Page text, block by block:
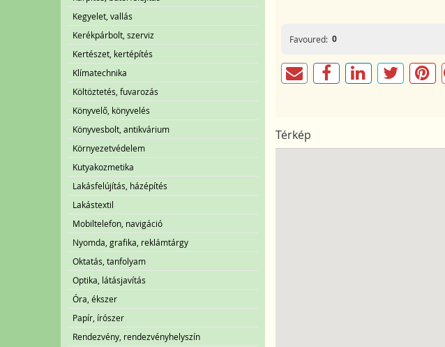
Kegyelet, vallás
Kerékpárbolt, szerviz
Kertészet, kertépítés
Klímatechnika
Költöztetés, fuvarozás
Könyvelő, könyvelés
Könyvesbolt, antikvárium
Környezetvédelem
Kutyakozmetika
Lakásfelújítás, házépítés
Lakástextil
Mobiltelefon, navigáció
Nyomda, grafika, reklámtárgy
Oktatás, tanfolyam
Optika, látásjavítás
Óra, ékszer
Papír, írószer
Rendezvény, rendezvényhelyszín
Favoured: 0
Térkép